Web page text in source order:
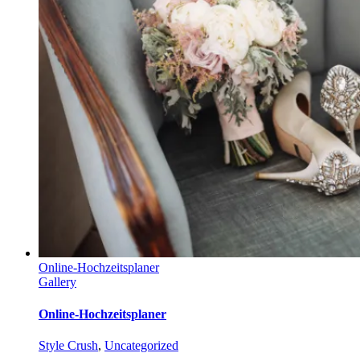
Online-Hochzeitsplaner
Gallery
Online-Hochzeitsplaner
Style Crush, Uncategorized